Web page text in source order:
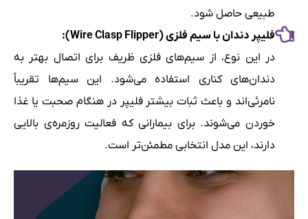
طبیعی حاصل شود.
فلیپر دندان با سیم فلزی (Wire Clasp Flipper):
در این نوع، از سیم‌های فلزی ظریف برای اتصال بهتر به
دندان‌های کناری استفاده می‌شود. این سیم‌ها تقریباً
نامرئی‌اند و باعث ثبات بیشتر فلیپر در هنگام صحبت یا غذا
خوردن می‌شوند. برای بیمارانی که فعالیت روزمره‌ی بالایی
دارند، این مدل انتخابی مطمئن‌تر است.